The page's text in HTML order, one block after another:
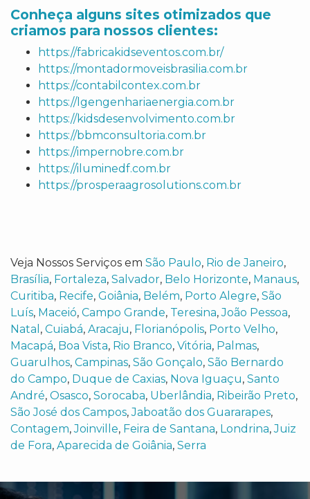
Conheça alguns sites otimizados que
criamos para nossos clientes:
https://fabricakidseventos.com.br/
https://montadormoveisbrasilia.com.br
https://contabilcontex.com.br
https://lgengenhariaenergia.com.br
https://kidsdesenvolvimento.com.br
https://bbmconsultoria.com.br
https://impernobre.com.br
https://iluminedf.com.br
https://prosperaagrosolutions.com.br
Veja Nossos Serviços em São Paulo, Rio de Janeiro,
Brasília, Fortaleza, Salvador, Belo Horizonte, Manaus,
Curitiba, Recife, Goiânia, Belém, Porto Alegre, São
Luís, Maceió, Campo Grande, Teresina,João Pessoa,
Natal , Cuiabá, Aracaju, Florianópolis, Porto Velho,
Macapá, Boa Vista, Rio Branco, Vitória, Palmas,
Guarulhos, Campinas, São Gonçalo, São Bernardo
do Campo, Duque de Caxias, Nova Iguaçu, Santo
André, Osasco, Sorocaba, Uberlândia, Ribeirão Preto,
São José dos Campos,Jaboatão dos Guararapes,
Contagem,Joinville, Feira de Santana, Londrina,Juiz
de Fora, Aparecida de Goiânia, Serra